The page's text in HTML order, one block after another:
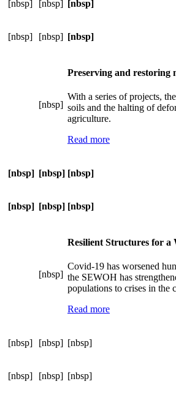
[nbsp] [nbsp] [nbsp]
[nbsp] [nbsp] [nbsp]
[nbsp]
Preserving and restoring
With a series of projects,
soils and the halting of
agriculture.
Read more
[nbsp] [nbsp] [nbsp]
[nbsp] [nbsp] [nbsp]
[nbsp]
Resilient Structures for
Covid-19 has worsened
the SEWOH has
populations to crises in the
Read more
[nbsp] [nbsp] [nbsp]
[nbsp] [nbsp] [nbsp]